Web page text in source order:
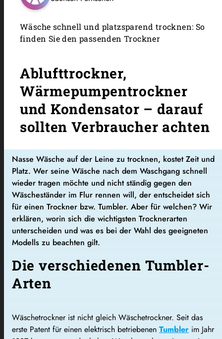
​Wäsche schnell und platzsparend trocknen: So
finden Sie den passenden Trockner
Ablufttrockner,
Wärmepumpentrockner
und Kondensator – darauf
sollten Verbraucher achten
Nasse Wäsche auf der Leine zu trocknen, kostet Zeit und
Platz. Wer seine Wäsche nach dem Waschgang schnell
wieder tragen möchte und nicht ständig gegen den
Wäscheständer im Flur rennen will, der entscheidet sich
für einen Trockner bzw. Tumbler. Aber für welchen? Wir
erklären, worin sich die wichtigsten Trocknerarten
unterscheiden und was es bei der Wahl des geeigneten
Modells zu beachten gilt.
Die verschiedenen Tumbler-
Arten
Wäschetrockner ist nicht gleich Wäschetrockner. Seit das
erste Patent für einen elektrisch betriebenen Tumbler im Jahr